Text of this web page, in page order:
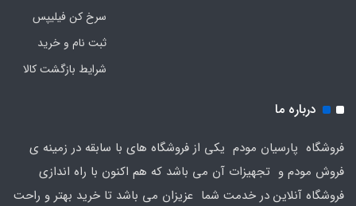
سرخ کن فیلیپس
ثبت نام و خرید
شرایط بازگشت کالا
درباره ما
فروشگاه پارسیان مودم یکی از فروشگاه های با سابقه در زمینه ی
فروش مودم و تجهیزات آن می باشد که هم اکنون با راه اندازی
فروشگاه آنلاین در خدمت شما عزیزان می باشد تا خرید بهتر و راحت